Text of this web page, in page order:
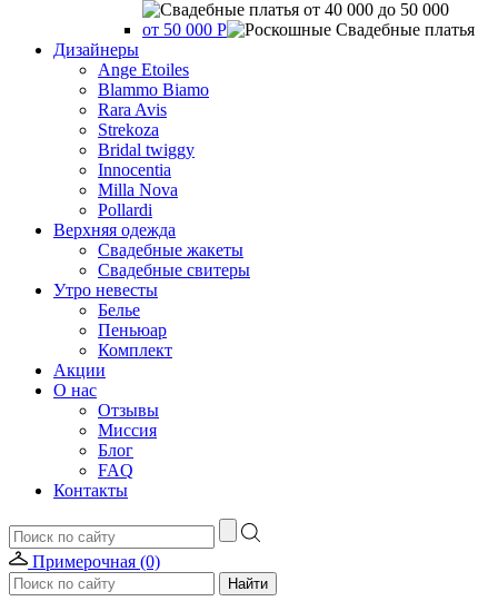
от 50 000 Р
Дизайнеры
Ange Etoiles
Blammo Biamo
Rara Avis
Strekoza
Bridal twiggy
Innocentia
Milla Nova
Pollardi
Верхняя одежда
Свадебные жакеты
Свадебные свитеры
Утро невесты
Белье
Пеньюар
Комплект
Акции
О нас
Отзывы
Миссия
Блог
FAQ
Контакты
Примерочная (0)